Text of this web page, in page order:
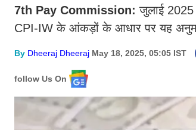
7th Pay Commission:जुलाई 2025
CPI-IW के आंकड़ों के आधार पर यह
By Dheeraj Dheeraj May 18, 2025, 05:05 IST
follow Us On